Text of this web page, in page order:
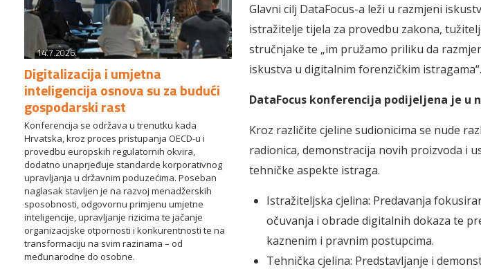
14.7.2026.
Digitalizacija i umjetna
inteligencija osnova su za budući
gospodarski rast
Konferencija se održava u trenutku kada
Hrvatska, kroz proces pristupanja OECD-u i
provedbu europskih regulatornih okvira,
dodatno unaprjeđuje standarde korporativnog
upravljanja u državnim poduzećima. Poseban
naglasak stavljen je na razvoj menadžerskih
sposobnosti, odgovornu primjenu umjetne
inteligencije, upravljanje rizicima te jačanje
organizacijske otpornosti i konkurentnosti te na
transformaciju na svim razinama – od
međunarodne do osobne.
Glavni cilj DataFocus-a leži u razmjeni
istražitelje tijela za provedbu zakona,
stručnjake te „im pružamo priliku da
iskustva u digitalnim forenzičkim istragama“.
DataFocus konferencija podijeljena je u
Kroz različite cjeline sudionicima se nude
radionica, demonstracija novih proizvoda i
tehničke aspekte istraga.
Istražiteljska cjelina: Predavanja
očuvanja i obrade digitalnih dokaza te
kaznenim i pravnim postupcima.
Tehnička cjelina: Predstavljanje i